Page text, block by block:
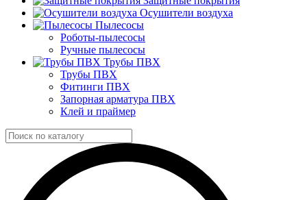
Осушители воздуха
Пылесосы
Роботы-пылесосы
Ручные пылесосы
Трубы ПВХ
Трубы ПВХ
Фитинги ПВХ
Запорная арматура ПВХ
Клей и праймер